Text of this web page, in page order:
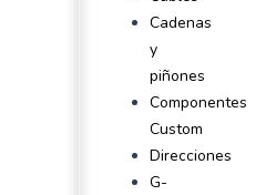
Cadenas
y
piñones
Componentes
Custom
Direcciones
G-